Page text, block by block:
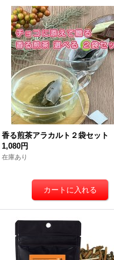
香る煎茶アラカルト２袋セット
1,080円
在庫あり